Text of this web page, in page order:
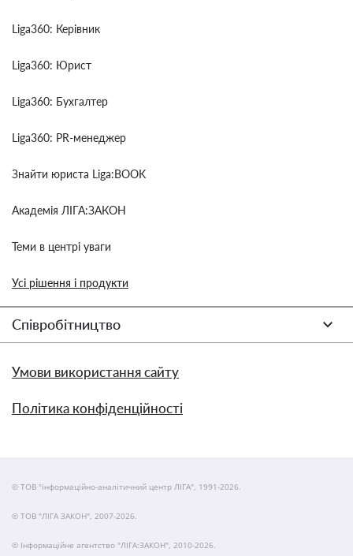
Liga360: Керівник
Liga360: Юрист
Liga360: Бухгалтер
Liga360: PR-менеджер
Знайти юриста Liga:BOOK
Академія ЛІГА:ЗАКОН
Теми в центрі уваги
Усі рішення і продукти
Співробітництво
Умови використання сайту
Політика конфіденційності
© ТОВ "інформаційно-аналітичний центр ЛІГА", 1991-2026.
© ТОВ "ЛІГА ЗАКОН", 2007-2026.
© Інформаційне агентство "ЛІГА:ЗАКОН", 2010-2026.